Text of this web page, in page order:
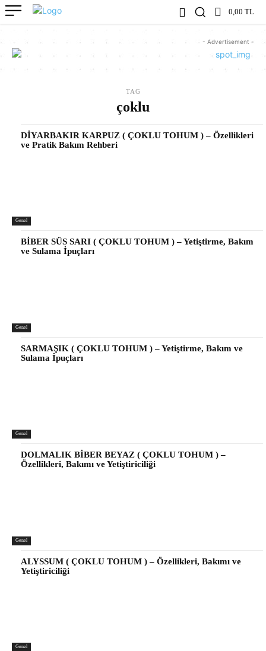
0,00 TL
- Advertisement -
TAG
çoklu
Genel
DİYARBAKIR KARPUZ ( ÇOKLU TOHUM ) – Özellikleri
ve Pratik Bakım Rehberi
Genel
BİBER SÜS SARI ( ÇOKLU TOHUM ) – Yetiştirme, Bakım
ve Sulama İpuçları
Genel
SARMAŞIK ( ÇOKLU TOHUM ) – Yetiştirme, Bakım ve
Sulama İpuçları
Genel
DOLMALIK BİBER BEYAZ ( ÇOKLU TOHUM ) –
Özellikleri, Bakımı ve Yetiştiriciliği
Genel
ALYSSUM ( ÇOKLU TOHUM ) – Özellikleri, Bakımı ve
Yetiştiriciliği